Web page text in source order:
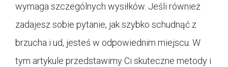
wymaga szczególnych wysiłków. Jeśli również
zadajesz sobie pytanie, jak szybko schudnąć z
brzucha i ud, jesteś w odpowiednim miejscu. W
tym artykule przedstawimy Ci skuteczne metody i